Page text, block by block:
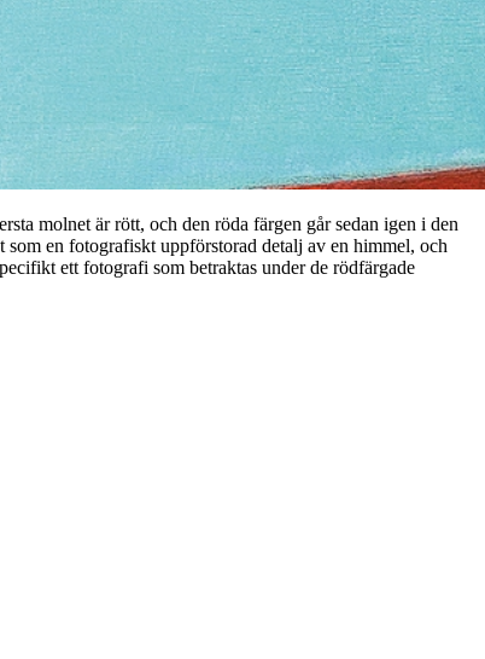
molnet är rött, och den röda färgen går sedan igen i den
en fotografiskt uppförstorad detalj av en himmel, och
ett fotografi som betraktas under de rödfärgade